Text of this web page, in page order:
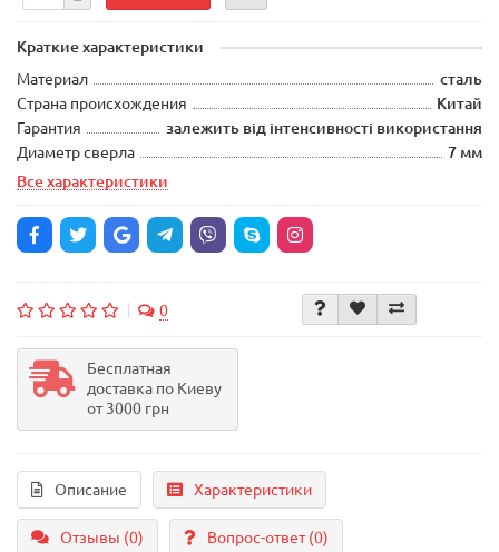
Краткие характеристики
Материал
сталь
Страна происхождения
Китай
Гарантия
залежить від інтенсивності використання
Диаметр сверла
7 мм
Все характеристики
0
Бесплатная
доставка по Киеву
от 3000 грн
Описание Характеристики
Отзывы (0) Вопрос-ответ(0)